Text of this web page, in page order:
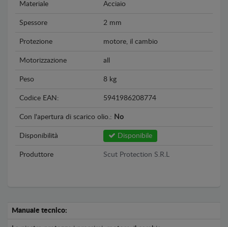
Materiale Acciaio
Spessore 2 mm
Protezione motore, il cambio
Motorizzazione all
Peso 8 kg
Codice EAN: 5941986208774
Con l'apertura di scarico olio.: No
Disponibilità Disponibile
Produttore Scut Protection S.R.L
Manuale tecnico: